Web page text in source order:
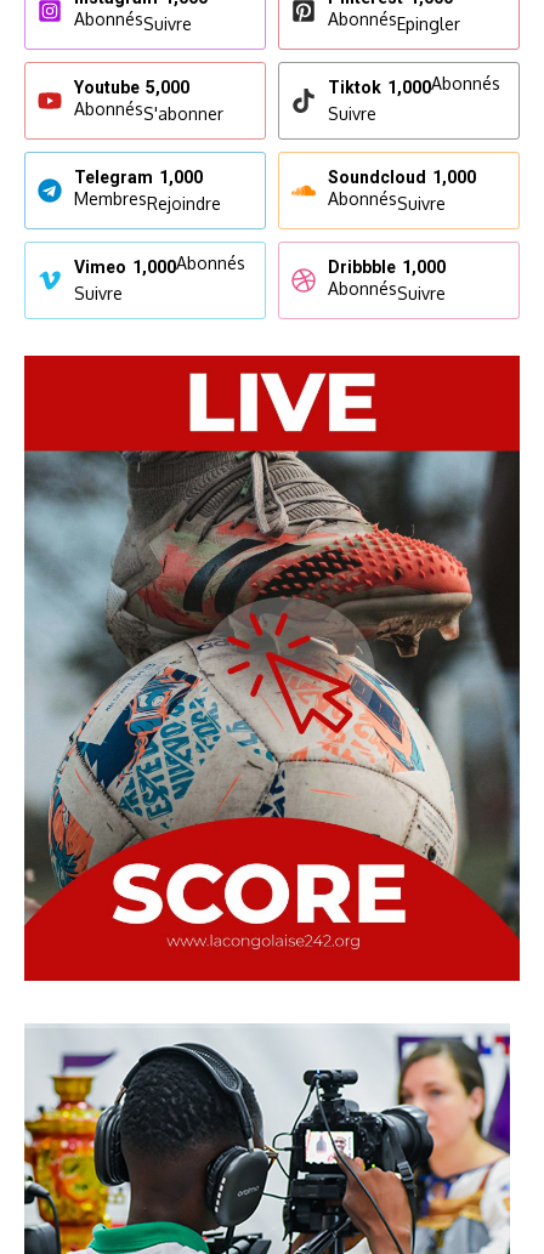
AbonnésSuivre AbonnésEpingler
Youtube 5,000
AbonnésS'abonner
Tiktok 1,000Abonnés
Suivre
Telegram 1,000
MembresRejoindre
Soundcloud 1,000
AbonnésSuivre
Vimeo 1,000Abonnés
Suivre
Dribbble 1,000
AbonnésSuivre